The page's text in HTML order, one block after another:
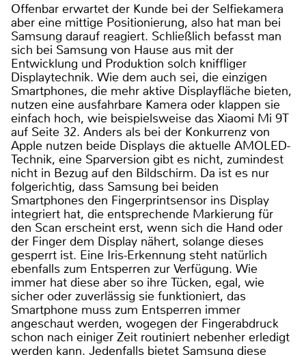
Offenbar erwartet der Kunde bei der Selfiekamera
aber eine mittige Positionierung, also hat man bei
Samsung darauf reagiert. Schließlich befasst man
sich bei Samsung von Hause aus mit der
Entwicklung und Produktion solch kniffliger
Displaytechnik. Wie dem auch sei, die einzigen
Smartphones, die mehr aktive Displayfläche bieten,
nutzen eine ausfahrbare Kamera oder klappen sie
einfach hoch, wie beispielsweise das Xiaomi Mi 9T
auf Seite 32. Anders als bei der Konkurrenz von
Apple nutzen beide Displays die aktuelle AMOLED-
Technik, eine Sparversion gibt es nicht, zumindest
nicht in Bezug auf den Bildschirm. Da ist es nur
folgerichtig, dass Samsung bei beiden
Smartphones den Fingerprintsensor ins Display
integriert hat, die entsprechende Markierung für
den Scan erscheint erst, wenn sich die Hand oder
der Finger dem Display nähert, solange dieses
gesperrt ist. Eine Iris-Erkennung steht natürlich
ebenfalls zum Entsperren zur Verfügung. Wie
immer hat diese aber so ihre Tücken, egal, wie
sicher oder zuverlässig sie funktioniert, das
Smartphone muss zum Entsperren immer
angeschaut werden, wogegen der Fingerabdruck
schon nach einiger Zeit routiniert nebenher erledigt
werden kann. Jedenfalls bietet Samsung diese